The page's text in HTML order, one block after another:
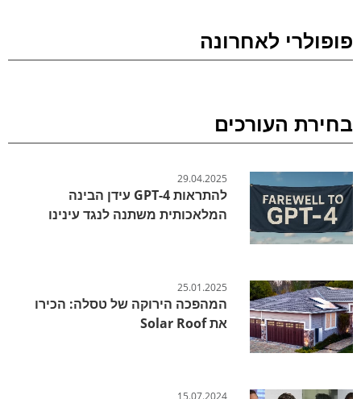
פופולרי לאחרונה
בחירת העורכים
29.04.2025
להתראות GPT-4 עידן הבינה
המלאכותית משתנה לנגד עינינו
25.01.2025
המהפכה הירוקה של טסלה: הכירו
את Solar Roof
15.07.2024